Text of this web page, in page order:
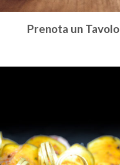
Prenota un Tavolo